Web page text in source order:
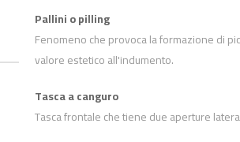
Pallini o pilling
Fenomeno che provoca la formazione di
valore estetico all'indumento.
Tasca a canguro
Tasca frontale che tiene due aperture